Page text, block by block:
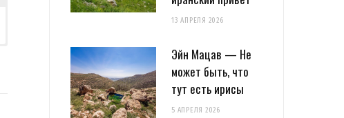
13 АПРЕЛЯ 2026
Эйн Мацав — Не
может быть, что
тут есть ирисы
5 АПРЕЛЯ 2026